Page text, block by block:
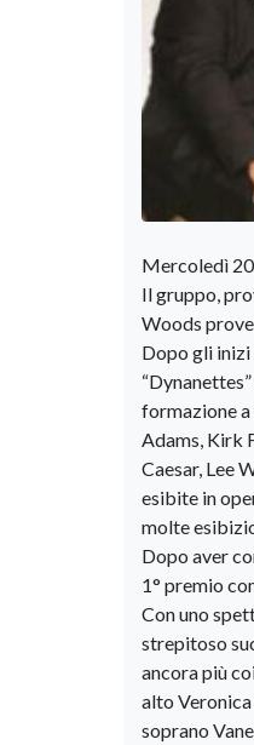
Mercoledì
Il gruppo,
Woods
Dopo gli inizi
formazione a
Adams, Kirk
Caesar, Lee
esibite in
molte
Dopo aver
1° premio
Con uno
strepitoso
ancora più
alto
soprano